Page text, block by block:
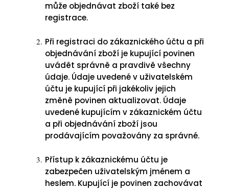
může objednávat zboží také bez
registrace.
Při registraci do zákaznického účtu a při
objednávání zboží je kupující povinen
uvádět správně a pravdivě všechny
údaje. Údaje uvedené v uživatelském
účtu je kupující při jakékoliv jejich
změně povinen aktualizovat. Údaje
uvedené kupujícím v zákaznickém účtu
a při objednávání zboží jsou
prodávajícím považovány za správné.
Přístup k zákaznickému účtu je
zabezpečen uživatelským jménem a
heslem. Kupující je povinen zachovávat